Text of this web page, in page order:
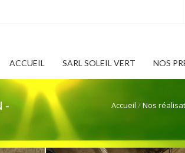
ACCUEIL SARL SOLEIL VERT NOS
-
Accueil /Nos